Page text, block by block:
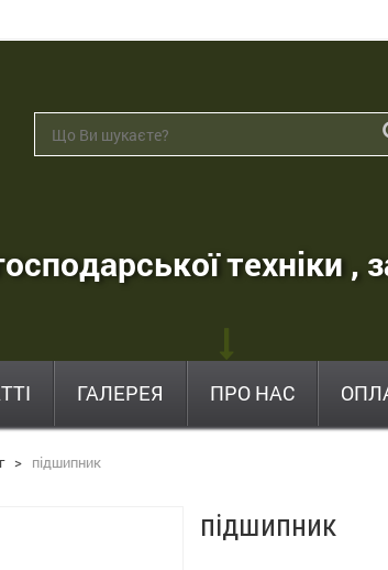
техніки
ГАЛЕРЕЯ ПРО НАС
> підшипник
підшипник